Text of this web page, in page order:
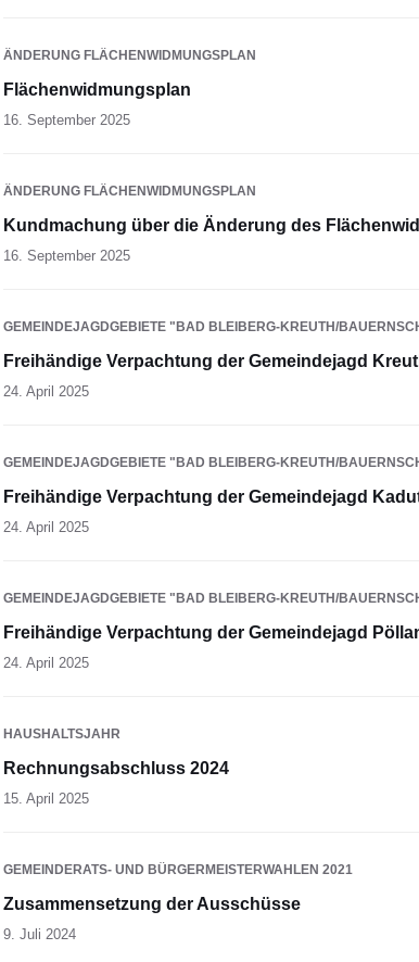
ÄNDERUNG FLÄCHENWIDMUNGSPLAN
Flächenwidmungsplan
16. September 2025
ÄNDERUNG FLÄCHENWIDMUNGSPLAN
Kundmachung über die Änderung des
16. September 2025
GEMEINDEJAGDGEBIETE "BAD BLEIBERG-KREUTH/
Freihändige Verpachtung der Gemeindejagd
24. April 2025
GEMEINDEJAGDGEBIETE "BAD BLEIBERG-KREUTH/
Freihändige Verpachtung der Gemeindejagd
24. April 2025
GEMEINDEJAGDGEBIETE "BAD BLEIBERG-KREUTH/
Freihändige Verpachtung der Gemeindejagd
24. April 2025
HAUSHALTSJAHR
Rechnungsabschluss 2024
15. April 2025
GEMEINDERATS- UND BÜRGERMEISTERWAHLEN 2021
Zusammensetzung der Ausschüsse
9. Juli 2024